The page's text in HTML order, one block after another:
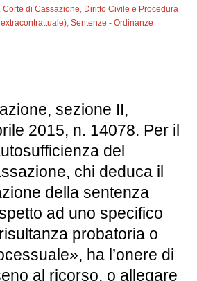
,Corte di Cassazione, Diritto Civile e Procedura
,Sentenze - Ordinanze
sezione II,
2015, n. 14078. Per il
del
chi deduca il
della sentenza
ad uno specifico
probatoria o
ha l’onere di
al ricorso, o allegare